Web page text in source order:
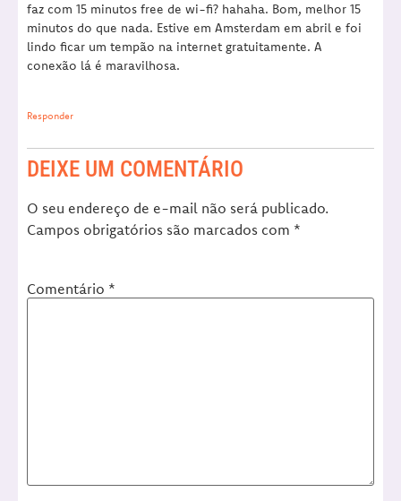
faz com 15 minutos free de wi-fi? hahaha. Bom, melhor 15
minutos do que nada. Estive em Amsterdam em abril e foi
lindo ficar um tempão na internet gratuitamente. A
conexão lá é maravilhosa.
Responder
DEIXE UM COMENTÁRIO
O seu endereço de e-mail não será publicado.
Campos obrigatórios são marcados com *
Comentário *